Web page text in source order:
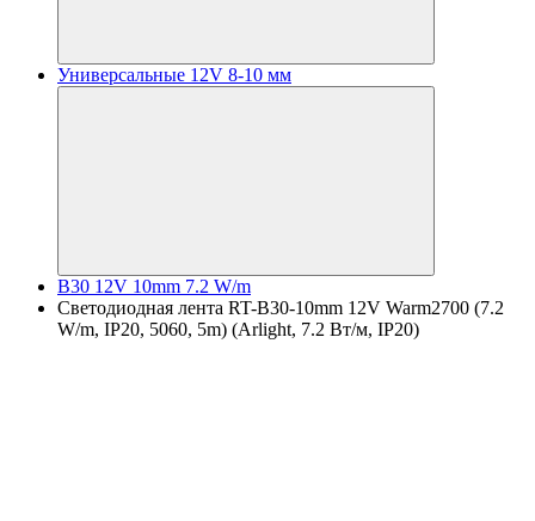
Универсальные 12V 8-10 мм
B30 12V 10mm 7.2 W/m
Светодиодная лента RT-B30-10mm 12V Warm2700 (7.2
W/m, IP20, 5060, 5m) (Arlight, 7.2 Вт/м, IP20)